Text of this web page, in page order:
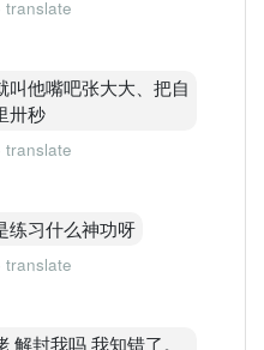
translate
叫他嘴吧张大大、把自
卅秒
translate
练习什么神功呀
translate
解封我吗 我知错了。